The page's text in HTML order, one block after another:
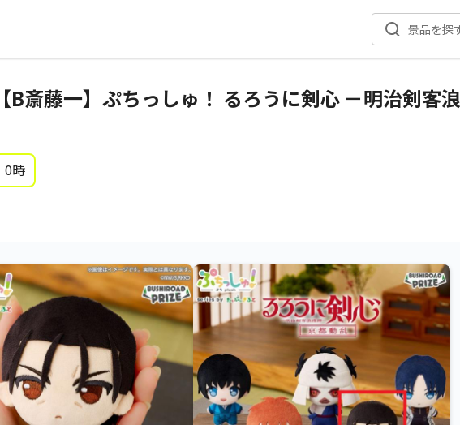
景品を探
B斎藤一】ぷちっしゅ！ るろうに剣心 －明治剣客
0時